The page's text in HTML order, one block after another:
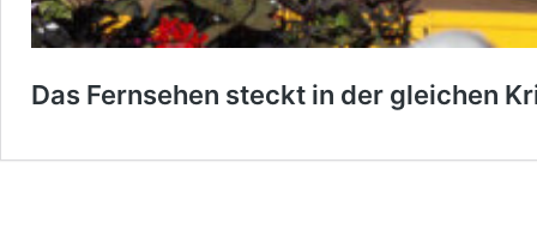
Das Fernsehen steckt in der gleichen